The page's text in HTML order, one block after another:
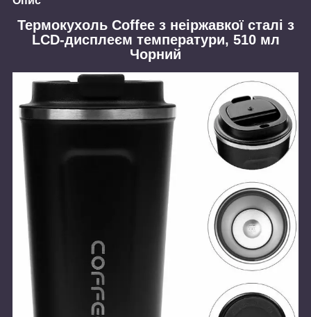
Термокухоль Coffee з неіржавкої сталі з
LCD-дисплеєм температури, 510 мл
Чорний